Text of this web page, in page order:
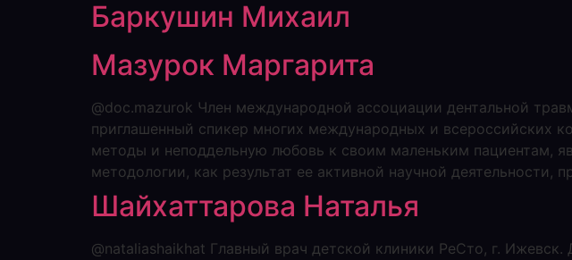
Баркушин Михаил
Мазурок Маргарита
@doc.mazurok Член международной ассоциации дентальной
приглашенный спикер многих международных и всероссийских
методы и неподдельную любовь к своим маленьким пациентам,
методологии, как результат ее активной научной
Шайхаттарова Наталья
@nataliashaikhat Главный врач детской клиники РеСто, г.